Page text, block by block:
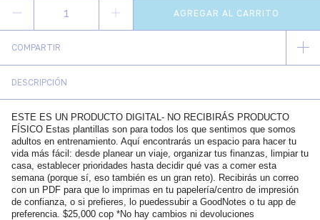
COMPARTIR
DESCRIPCIÓN
ESTE ES UN PRODUCTO DIGITAL- NO RECIBIRÁS PRODUCTO
FÍSICO Estas plantillas son para todos los que sentimos que somos
adultos en entrenamiento. Aquí encontrarás un espacio para hacer tu
vida más fácil: desde planear un viaje, organizar tus finanzas, limpiar tu
casa, establecer prioridades hasta decidir qué vas a comer esta
semana (porque sí, eso también es un gran reto). Recibirás un correo
con un PDF para que lo imprimas en tu papelería/centro de impresión
de confianza, o si prefieres, lo puedessubir a GoodNotes o tu app de
preferencia. $25,000 cop *No hay cambios ni devoluciones